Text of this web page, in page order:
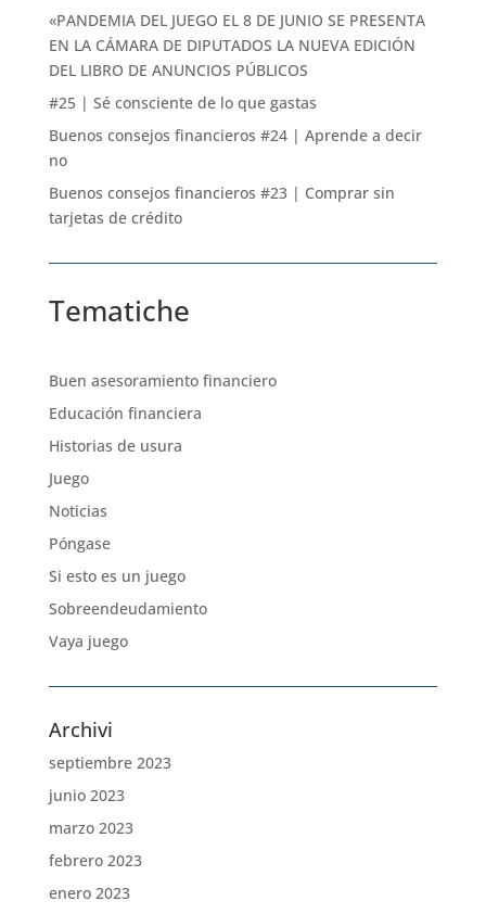
«PANDEMIA DEL JUEGO EL 8 DE JUNIO SE PRESENTA
EN LA CÁMARA DE DIPUTADOS LA NUEVA EDICIÓN
DEL LIBRO DE ANUNCIOS PÚBLICOS
#25 | Sé consciente de lo que gastas
Buenos consejos financieros #24 | Aprende a decir
no
Buenos consejos financieros #23 | Comprar sin
tarjetas de crédito
Tematiche
Buen asesoramiento financiero
Educación financiera
Historias de usura
Juego
Noticias
Póngase
Si esto es un juego
Sobreendeudamiento
Vaya juego
Archivi
septiembre 2023
junio 2023
marzo 2023
febrero 2023
enero 2023